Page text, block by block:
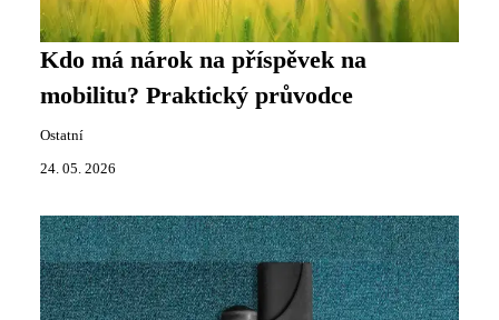
Kdo má nárok na příspěvek na
mobilitu? Praktický průvodce
Ostatní
24. 05. 2026